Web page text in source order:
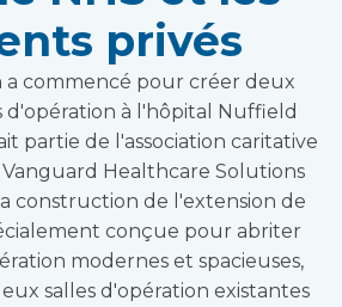
privés
a commencé pour créer deux
d'opération à l'hôpital Nuffield
partie de l'association caritative
Healthcare Solutions
construction de l'extension de
conçue pour abriter
modernes et spacieuses,
salles d'opération existantes